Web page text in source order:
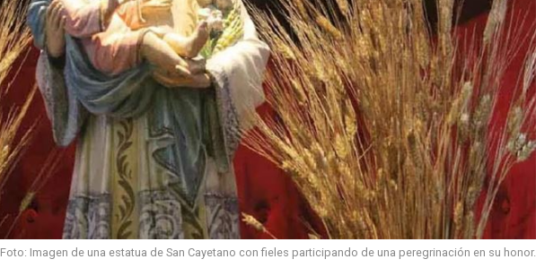
Foto: Imagen de una estatua de San Cayetano con fieles participando de una peregrinación en su honor.